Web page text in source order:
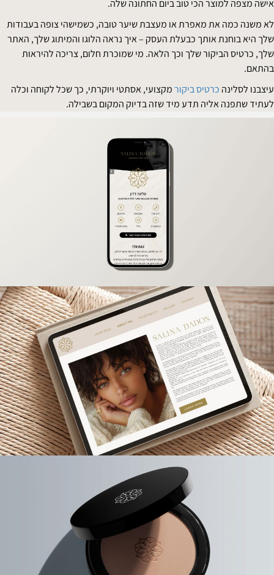
מצפה למוצר הכי טוב ביום החתונה שלה.
משנה כמה את מאפרת או מעצבת שיער טובה, כשמישהי צופה בעבודות
היא בוחנת אותך כבעלת העסק – איך נראה הלוגו והמיתוג שלך, האתר
כרטיס הביקור שלך וכך הלאה. מי שמוכרת חלום, צריכה להיראות
לסלינהכרטיס ביקורמקצועי, אסתטי ויוקרתי, כך שכל לקוחה וכלה
שתפנה אליה תדע מיד שזה בדיוק המקום בשבילה.